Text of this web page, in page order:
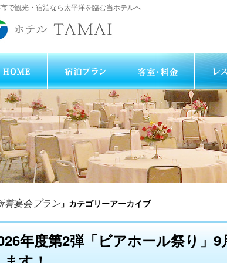
で観光・宿泊なら太平洋を臨む当ホテルへ
着宴会プラン」カテゴリーアーカイブ
年度第2弾「ビアホール祭り」